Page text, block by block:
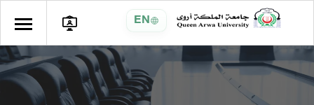
EN